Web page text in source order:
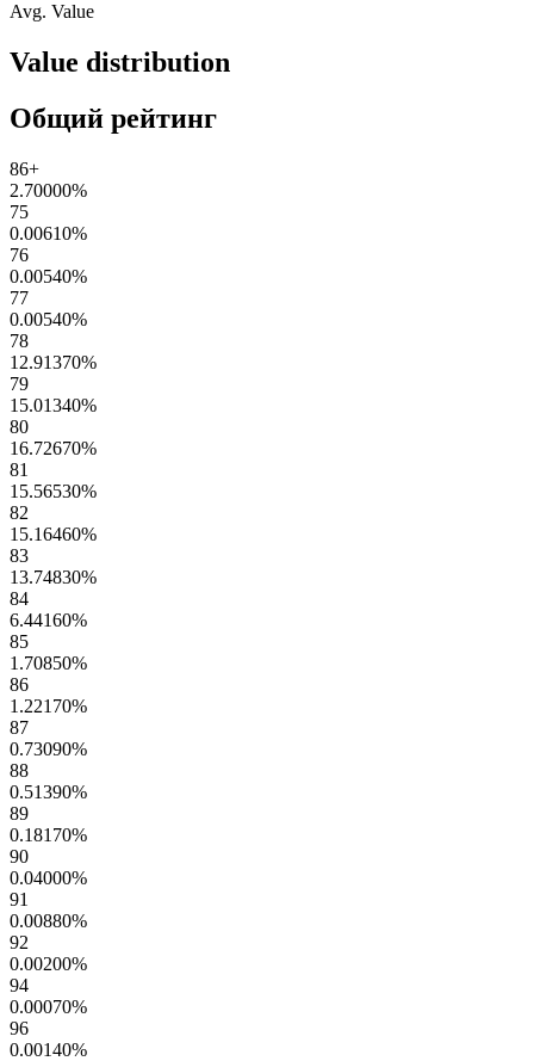
Avg. Value
Value distribution
Общий рейтинг
86+
2.70000%
75
0.00610%
76
0.00540%
77
0.00540%
78
12.91370%
79
15.01340%
80
16.72670%
81
15.56530%
82
15.16460%
83
13.74830%
84
6.44160%
85
1.70850%
86
1.22170%
87
0.73090%
88
0.51390%
89
0.18170%
90
0.04000%
91
0.00880%
92
0.00200%
94
0.00070%
96
0.00140%